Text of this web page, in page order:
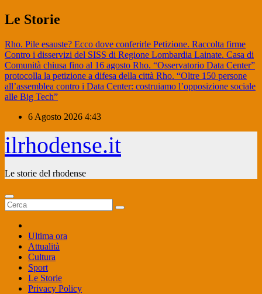
Salta
al
Le Storie
Rho. Pile esauste? Ecco dove conferirle Petizione. Raccolta firme
Contro i disservizi del SISS di Regione Lombardia Lainate. Casa di
Comunità chiusa fino al 16 agosto Rho. “Osservatorio Data Center”
protocolla la petizione a difesa della città Rho. “Oltre 150 persone
all’assemblea contro i Data Center: costruiamo l’opposizione sociale
alle Big Tech”
6 Agosto 2026 4:43
ilrhodense.it
Le storie del rhodense
Ultima ora
Attualità
Cultura
Sport
Le Storie
Privacy Policy